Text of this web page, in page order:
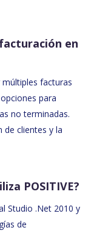
en
múltiples facturas
para
no terminadas.
de clientes y la
POSITIVE?
Studio .Net 2010 y
de